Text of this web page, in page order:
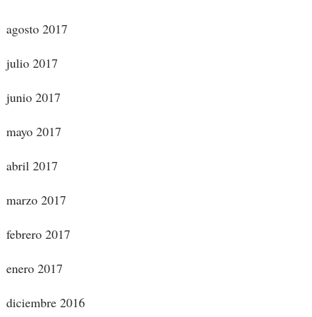
agosto 2017
julio 2017
junio 2017
mayo 2017
abril 2017
marzo 2017
febrero 2017
enero 2017
diciembre 2016